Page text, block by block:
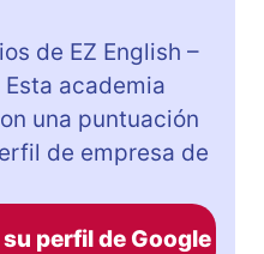
de EZ English –
academia
una puntuación
de empresa de
perfil de Google